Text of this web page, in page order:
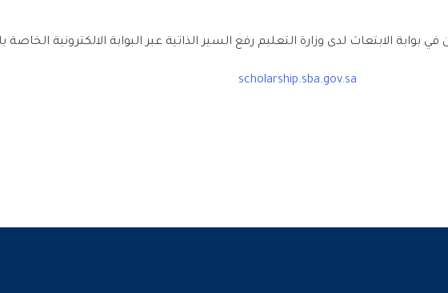
الابتعاث لدى وزارة التعليم رفع السير الذاتية عبر البوابة الالكترونية الخاصة
scholarship.sba.gov.sa